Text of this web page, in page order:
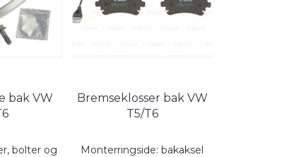
bak VW
bolter og
Bremseklosser bak VW
T5/T6
Monterringside: bakaksel